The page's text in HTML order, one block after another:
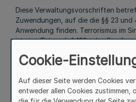
Diese Verwaltungsvorschriften
Zuwendungen, auf die die §§ 23 und
Anwendung finden. Terrorismus im
ist eine Tat nach § 129a des
Bewilligungsvoraussetzung,
Cookie-
Auf dieser Seite werden Cookies
entweder allen Cookies zustimmen,